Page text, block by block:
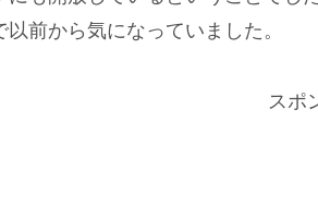
以前から気になっていました。
スポ